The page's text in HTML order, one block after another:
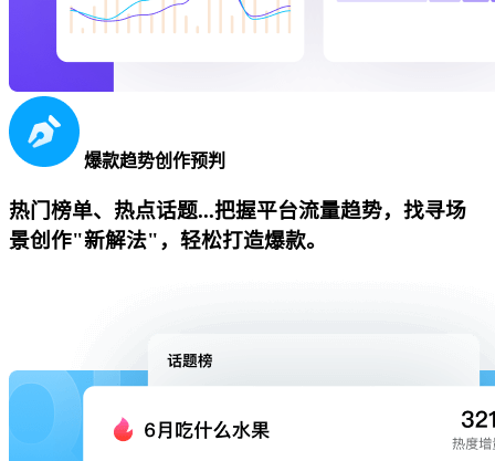
爆款趋势创作预判
热门榜单、热点话题...把握平台流量趋势，找寻场
景创作"新解法"，轻松打造爆款。